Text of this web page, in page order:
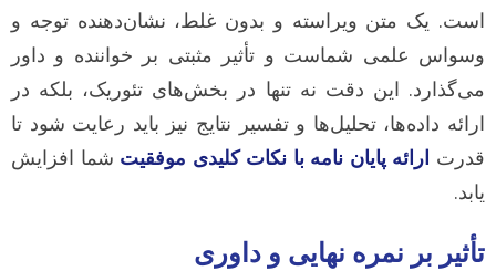
است. یک متن ویراسته و بدون غلط، نشان‌دهنده توجه و
وسواس علمی شماست و تأثیر مثبتی بر خواننده و داور
می‌گذارد. این دقت نه تنها در بخش‌های تئوریک، بلکه در
ارائه داده‌ها، تحلیل‌ها و تفسیر نتایج نیز باید رعایت شود تا
قدرت ارائه پایان نامه با نکات کلیدی موفقیت شما افزایش
یابد.
تأثیر بر نمره نهایی و داوری